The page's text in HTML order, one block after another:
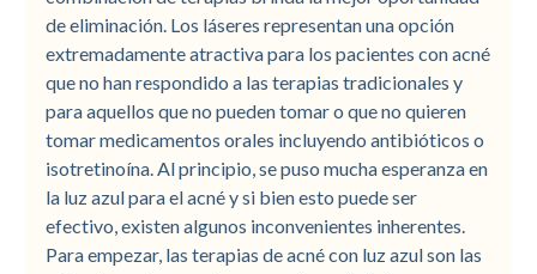
de eliminación. Los láseres representan una opción
extremadamente atractiva para los pacientes con acné
que no han respondido a las terapias tradicionales y
para aquellos que no pueden tomar o que no quieren
tomar medicamentos orales incluyendo antibióticos o
isotretinoína. Al principio, se puso mucha esperanza en
la luz azul para el acné y si bien esto puede ser
efectivo, existen algunos inconvenientes inherentes.
Para empezar, las terapias de acné con luz azul son las